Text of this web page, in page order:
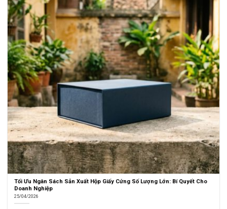
Tối Ưu Ngân Sách Sản Xuất Hộp Giấy Cứng Số Lượng Lớn: Bí Quyết Cho
Doanh Nghiệp
25/04/2026